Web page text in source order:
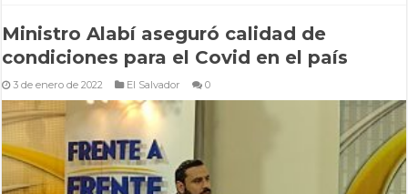
Ministro Alabí aseguró calidad de
condiciones para el Covid en el país
3 de enero de 2022 El Salvador 0